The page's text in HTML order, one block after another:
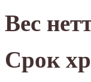
Вес
Срок